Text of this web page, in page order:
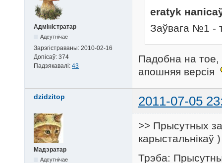
Адміністратар
Адсутнічае
Зарэгістраваны: 2010-02-16
Допісаў: 374
Падзякавалі: 43
eratyk
Заўвага №1 -
Падобна на
апошняя версія
dzidzitop 2011-07-05
Мадэратар
Адсутнічае
>> Прысутных
карыстальнікаў
Трэба: